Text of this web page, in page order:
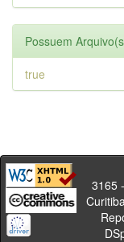
Possuem
true
Av.
3165